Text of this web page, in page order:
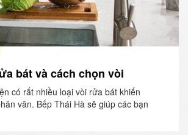
bát và cách chọn vòi
có rất nhiều loại vòi rửa bát khiến
vân. Bếp Thái Hà sẽ giúp các bạn